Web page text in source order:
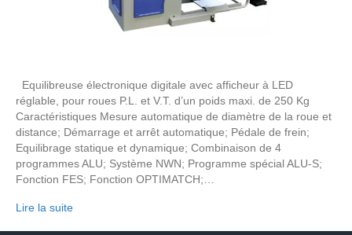
Equilibreuse électronique digitale avec afficheur à LED
réglable, pour roues P.L. et V.T. d’un poids maxi. de 250 Kg
Caractéristiques Mesure automatique de diamètre de la roue et
distance; Démarrage et arrêt automatique; Pédale de frein;
Equilibrage statique et dynamique; Combinaison de 4
programmes ALU; Système NWN; Programme spécial ALU-S;
Fonction FES; Fonction OPTIMATCH;…
Lire la suite